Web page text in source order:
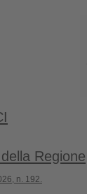
Regione
n. 192.